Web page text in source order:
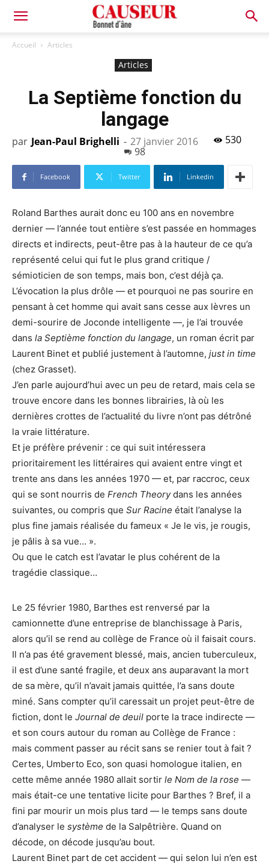
Bonnet
Accueil Articles
Articles
La Septième fonction du
langage
par Jean-Paul Brighelli - 27 janvier 2016
530
98
Facebook Twitter Linkedin
Roland Barthes aurait donc eu 100 ans en novembre
dernier — l’année tout entière s’est passée en hommages
directs et indirects, peut-être pas à la hauteur de ce qu’a
représenté celui qui fut le plus grand critique /
sémioticien de son temps, mais bon, c’est déjà ça.
L’évocation la plus drôle — et pourquoi ne pas sourire en
pensant à cet homme qui avait sans cesse aux lèvres un
demi-sourire de Joconde intelligente —, je l’ai trouvée
dans la Septième fonction du langage, un roman écrit par
Laurent Binet et publié justement à l’automne, just in time
(chez Grasset).
J’en parle aujourd’hui avec un peu de retard, mais cela se
trouve encore dans les bonnes librairies, là où les
dernières crottes de l’actualité du livre n’ont pas détrôné
la vraie littérature.
Et je préfère prévenir : ce qui suit intéressera
prioritairement les littéraires qui avaient entre vingt et
trente ans dans les années 1970 — et, par raccroc, ceux
qui se sont nourris de French Theorydans les années
suivantes, ou compris que Sur Racine était l’analyse la
plus fine jamais réalisée du fameux « Je le vis, je rougis,
je pâlis à sa vue… ».
Ou que le catch est l’avatar le plus cohérent de la
tragédie classique…
Le 25 février 1980, Barthes est renversé par la
camionnette d’une entreprise de blanchissage à Paris,
alors qu’il se rend au collège de France où il faisait cours.
Il n’a pas été gravement blessé, mais, ancien tuberculeux,
il est d’une santé fragile, et deux ans auparavant la mort
de sa mère, qu’il n’avait jamais quittée, l’a sans doute
miné. Sans compter qu’il caressait un projet peut-être de
fiction, dont le Journal de deuil porte la trace indirecte —
et son cours autour du roman au Collège de France :
mais comment passer au récit sans se renier tout à fait ?
Certes, Umberto Eco, son quasi homologue italien, en
cette même année 1980 allait sortir le Nom de la rose —
mais était-ce une tentative licite pour Barthes ? Bref, il a
fini par mourir un mois plus tard — le temps sans doute
d’analyser le système de la Salpêtrière. Quand on
décode, on décode jusqu’au bout.
Laurent Binet part de cet accident — qui selon lui n’en est